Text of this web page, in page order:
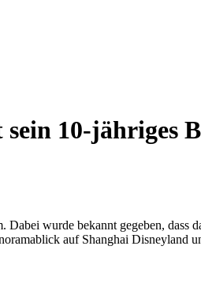
10-jähriges
wurde bekannt gegeben,
auf Shanghai